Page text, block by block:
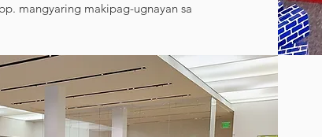
mangyaring makipag-ugnayan sa